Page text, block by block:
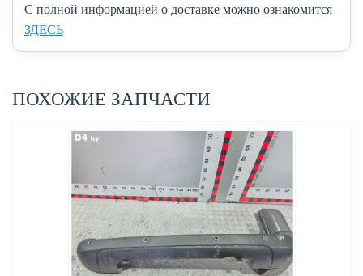
C полной информацией о доставке можно ознакомится
ЗДЕСЬ
ПОХОЖИЕ ЗАПЧАСТИ